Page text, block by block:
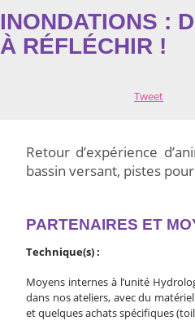
INONDATIONS :
À RÉFLÉCHIR !
Tweet
Retour d’expérience
bassin versant, pistes
PARTENAIRES ET
Technique(s) :
Moyens internes à l’unité
dans nos ateliers, avec du
et quelques achats spécifiques